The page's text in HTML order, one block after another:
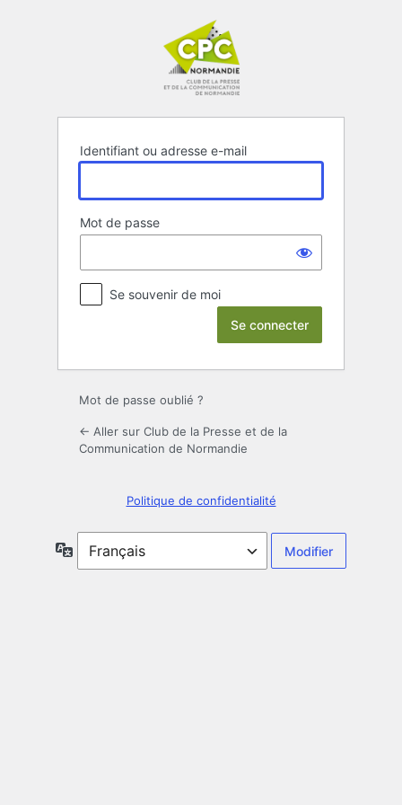
Identifiant ou adresse e-mail
Mot de passe
Se souvenir de moi
Mot de passe oublié ?
← Aller sur Club de la Presse et de la
Communication de Normandie
Politique de confidentialité
Langue